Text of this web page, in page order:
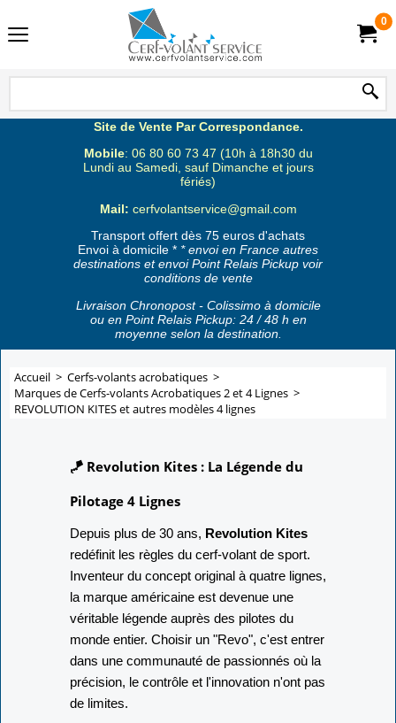
0
Site de Vente Par Correspondance.
Mobile: 06 80 60 73 47 (10h à 18h30 du
Lundi au Samedi, sauf Dimanche et jours
fériés)
Mail: cerfvolantservice@gmail.com
Transport offert dès 75 euros d'achats
Envoi à domicile * * envoi en France autres
destinations et envoi Point Relais Pickup voir
conditions de vente
Livraison Chronopost - Colissimo à domicile
ou en Point Relais Pickup: 24 / 48 h en
moyenne selon la destination.
Accueil > Cerfs-volants acrobatiques >
Marques de Cerfs-volants Acrobatiques 2 et 4 Lignes >
REVOLUTION KITES et autres modèles 4 lignes
🪁 Revolution Kites : La Légende du
Pilotage 4 Lignes
Depuis plus de 30 ans, Revolution Kites
redéfinit les règles du cerf-volant de sport.
Inventeur du concept original à quatre lignes,
la marque américaine est devenue une
véritable légende auprès des pilotes du
monde entier. Choisir un "Revo", c'est entrer
dans une communauté de passionnés où la
précision, le contrôle et l'innovation n'ont pas
de limites.